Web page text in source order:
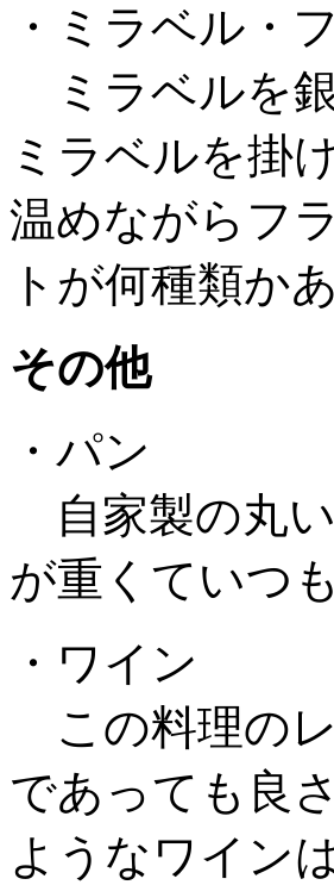
・ミラベル・
ミラベルを
ミラベルを掛
温めながらフ
トが何種類かあ
その他
・パン
自家製の丸
が重くていつ
・ワイン
この料理の
であっても良
ようなワイン